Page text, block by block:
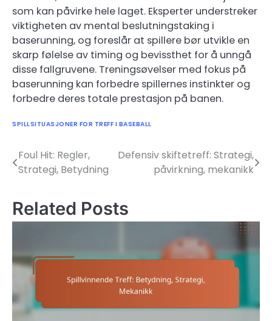
som kan påvirke hele laget. Eksperter understreker
viktigheten av mental beslutningstaking i
baserunning, og foreslår at spillere bør utvikle en
skarp følelse av timing og bevissthet for å unngå
disse fallgruvene. Treningsøvelser med fokus på
baserunning kan forbedre spillernes instinkter og
forbedre deres totale prestasjon på banen.
SPILLSITUASJONER FOR TREFF I BASEBALL
Post
navigation
Foul Hit: Regler,
Strategi, Betydning
Defensiv skiftetreff: Strategi,
påvirkning, mekanikk
Related Posts